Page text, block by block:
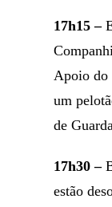
17h15 –
Apoio do
um
de
17h30 –
estão